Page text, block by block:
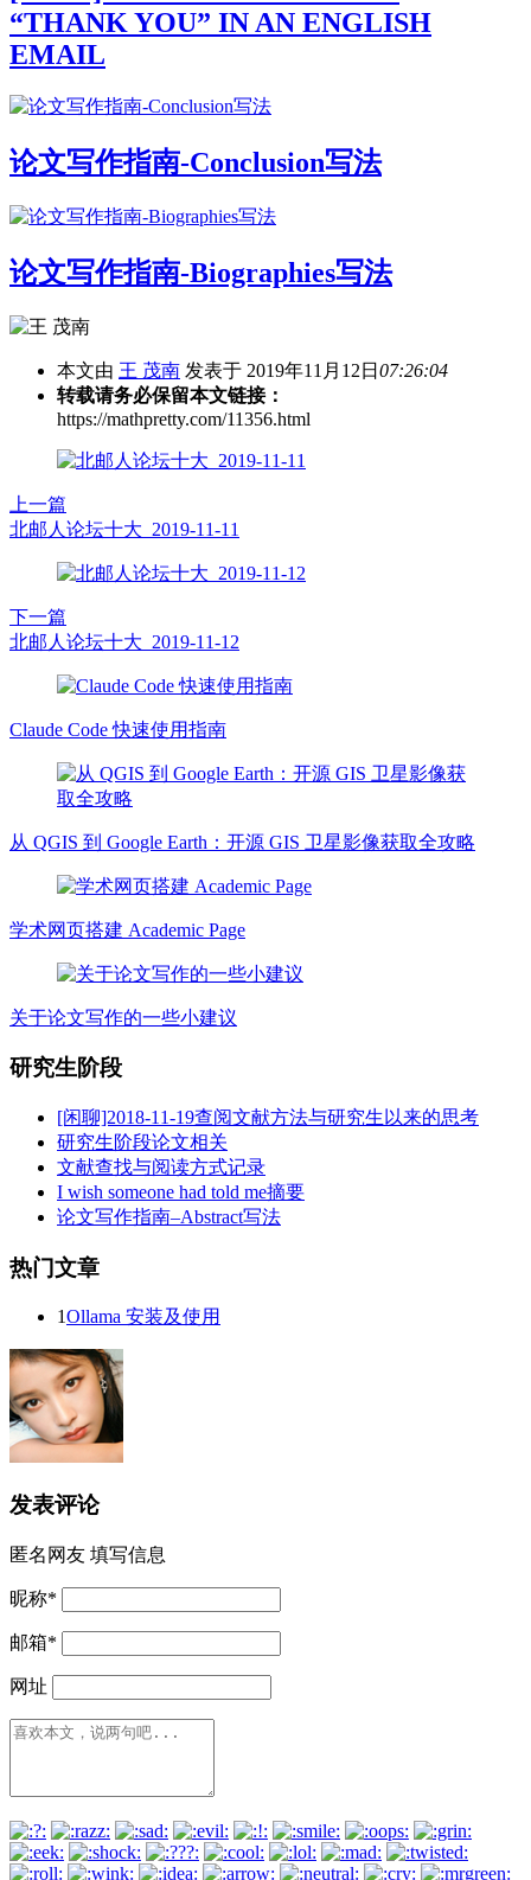
“THANK YOU” IN AN ENGLISH
EMAIL
论文写作指南-Conclusion写法
论文写作指南-Biographies写法
本文由 王 茂南 发表于 2019年11月12日 07:26:04
转载请务必保留本文链接：
https://mathpretty.com/11356.html
上一篇
北邮人论坛十大_2019-11-11
下一篇
北邮人论坛十大_2019-11-12
Claude Code 快速使用指南
从 QGIS 到 Google Earth：开源 GIS 卫星影像获取全攻略
学术网页搭建 Academic Page
关于论文写作的一些小建议
研究生阶段
[闲聊]2018-11-19查阅文献方法与研究生以来的思考
研究生阶段论文相关
文献查找与阅读方式记录
I wish someone had told me摘要
论文写作指南–Abstract写法
热门文章
1Ollama 安装及使用
发表评论
匿名网友 填写信息
昵称*
邮箱*
网址